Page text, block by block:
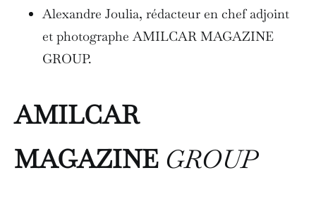
Alexandre Joulia, rédacteur en chef adjoint
et photographe AMILCAR MAGAZINE
GROUP.
AMILCAR
MAGAZINE GROUP